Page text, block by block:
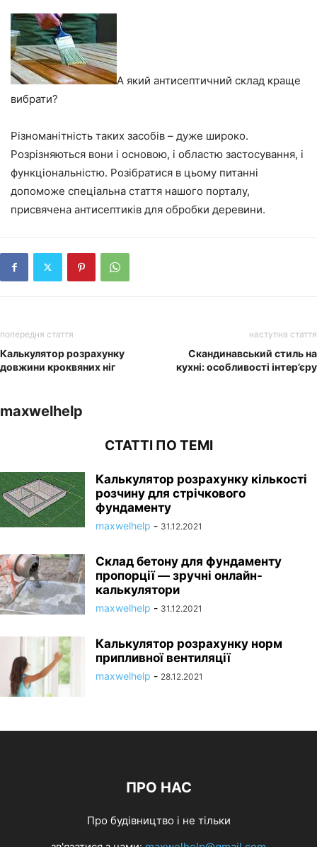
А який антисептичний склад краще
вибрати?
Різноманітність таких засобів – дуже широко.
Розрізняються вони і основою, і областю застосування, і
функціональністю. Розібратися в цьому питанні
допоможе спеціальна стаття нашого порталу,
присвячена антисептиків для обробки деревини.
попередня стаття
Калькулятор розрахунку
довжини кроквяних ніг
наступна стаття
Скандинавський стиль на
кухні: особливості інтер’єру
maxwelhelp
СТАТТІ ПО ТЕМІ
Калькулятор розрахунку кількості
розчину для стрічкового
фундаменту
maxwelhelp - 31.12.2021
Склад бетону для фундаменту
пропорції — зручні онлайн-
калькулятори
maxwelhelp - 31.12.2021
Калькулятор розрахунку норм
припливної вентиляції
maxwelhelp - 28.12.2021
ПРО НАС
Про будівництво і не тільки